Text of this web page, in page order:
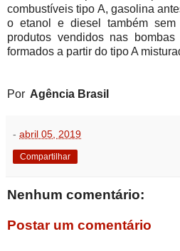
combustíveis tipo A, gasolina
o etanol e diesel também
produtos vendidos nas
formados a partir do tipo A
Por Agência Brasil
- abril 05, 2019
Compartilhar
Nenhum comentário:
Postar um comentário